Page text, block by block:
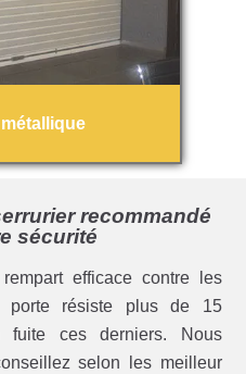
recommandé
sécurité
efficace contre les
porte résiste plus de 15
fuite ces derniers. Nous
selon les meilleur